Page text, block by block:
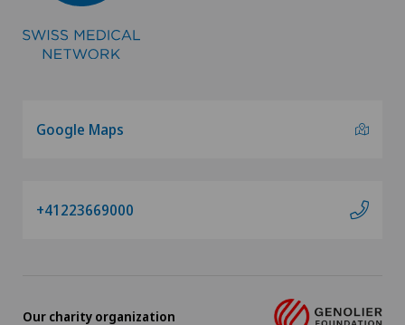
Google Maps
+41223669000
Our charity organization